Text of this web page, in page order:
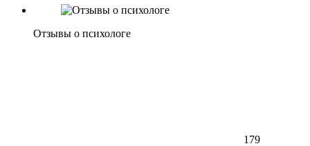
Отзывы о психологе
179